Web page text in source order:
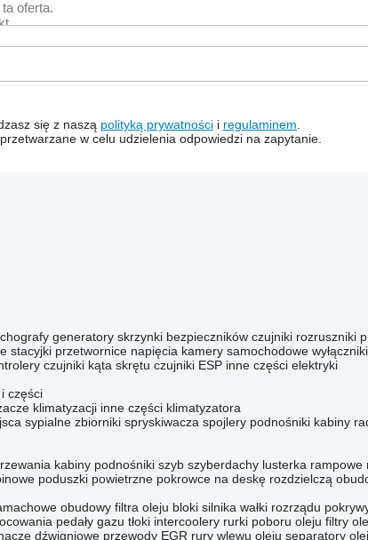
się z naszą polityką prywatnościi regulaminem
w celu udzielenia odpowiedzi na zapytanie.
generatory skrzynki bezpieczników czujniki rozruszniki
stacyjki przetwornice napięcia kamery samochodowe
czujniki kąta skrętu czujniki ESP inne części elektryki
części
klimatyzacji inne części klimatyzatora
sypialne zbiorniki spryskiwacza spojlery podnośniki kabiny
kabiny podnośniki szyb szyberdachy lusterka rampowe
poduszki powietrzne pokrowce na deskę rozdzielczą
obudowy filtra oleju bloki silnika wałki rozrządu
pedały gazu tłoki intercoolery rurki poboru oleju filtry
dźwigniowe przewody EGR rury wlewu oleju separatory